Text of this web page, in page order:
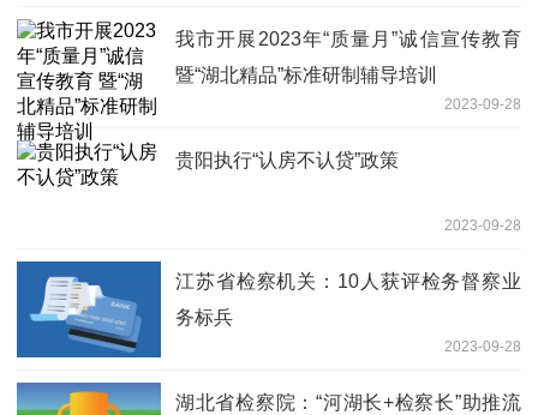
我市开展2023年“质量月”诚信宣传教育
暨“湖北精品”标准研制辅导培训
2023-09-28
贵阳执行“认房不认贷”政策
2023-09-28
江苏省检察机关：10人获评检务督察业
务标兵
2023-09-28
湖北省检察院：“河湖长+检察长”助推流